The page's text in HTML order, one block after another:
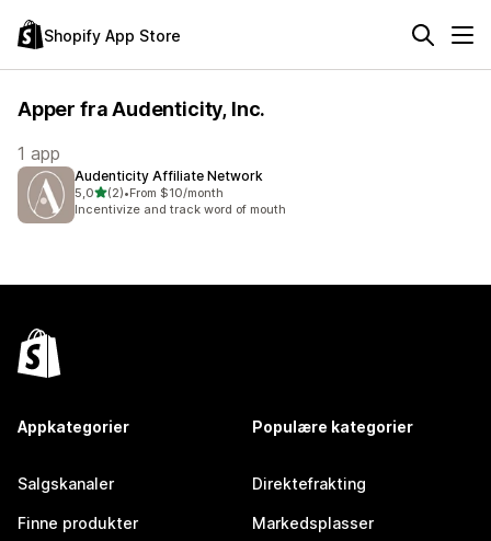
Shopify App Store
Apper fra Audenticity, Inc.
1 app
Audenticity Affiliate Network
5,0av 5 stjerner
(2)
Totalt 2 omtaler
•From $10/month
Incentivize and track word of mouth
Appkategorier
Salgskanaler
Finne produkter
Populære kategorier
Direktefrakting
Markedsplasser